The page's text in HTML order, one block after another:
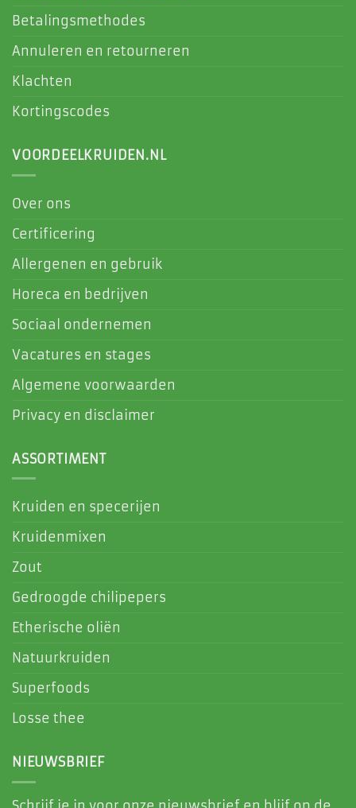
Betalingsmethodes
Annuleren en retourneren
Klachten
Kortingscodes
VOORDEELKRUIDEN.NL
Over ons
Certificering
Allergenen en gebruik
Horeca en bedrijven
Sociaal ondernemen
Vacatures en stages
Algemene voorwaarden
Privacy en disclaimer
ASSORTIMENT
Kruiden en specerijen
Kruidenmixen
Zout
Gedroogde chilipepers
Etherische oliën
Natuurkruiden
Superfoods
Losse thee
NIEUWSBRIEF